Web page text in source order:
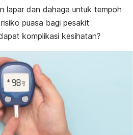
lapar dan dahaga untuk tempoh
puasa bagi pesakit
komplikasi kesihatan?